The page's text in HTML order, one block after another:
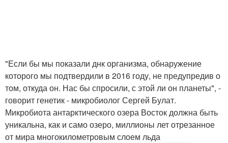
"Если бы мы показали днк организма, обнаружение
которого мы подтвердили в 2016 году, не предупредив о
том, откуда он. Нас бы спросили, с этой ли он планеты", -
говорит генетик - микробиолог Сергей Булат.
Микробиота антарктического озера Восток должна быть
уникальна, как и само озеро, миллионы лет отрезанное
от мира многокилометровым слоем льда